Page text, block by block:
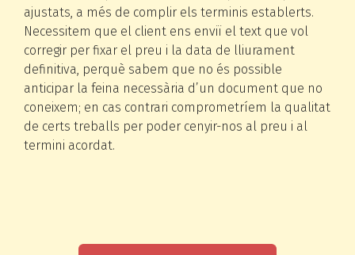
ajustats, a més de complir els terminis establerts.
Necessitem que el client ens enviï el text que vol
corregir per fixar el preu i la data de lliurament
definitiva, perquè sabem que no és possible
anticipar la feina necessària d’un document que no
coneixem; en cas contrari comprometríem la qualitat
de certs treballs per poder cenyir-nos al preu i al
termini acordat.